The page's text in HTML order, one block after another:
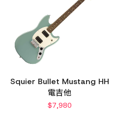
Squier Bullet Mustang HH
電吉他
$7,980